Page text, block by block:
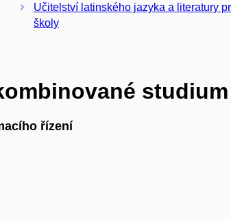
Učitelství latinského jazyka a literatury
školy
studium
řízení